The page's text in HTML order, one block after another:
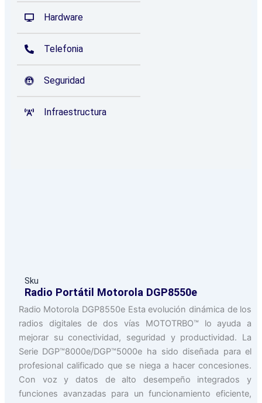
Hardware
Telefonia
Seguridad
Infraestructura
Sku
Radio Portátil Motorola DGP8550e
Radio Motorola DGP8550e Esta evolución dinámica de los
radios digitales de dos vías MOTOTRBO™ lo ayuda a
mejorar su conectividad, seguridad y productividad. La
Serie DGP™8000e/DGP™5000e ha sido diseñada para el
profesional calificado que se niega a hacer concesiones.
Con voz y datos de alto desempeño integrados y
funciones avanzadas para un funcionamiento eficiente,